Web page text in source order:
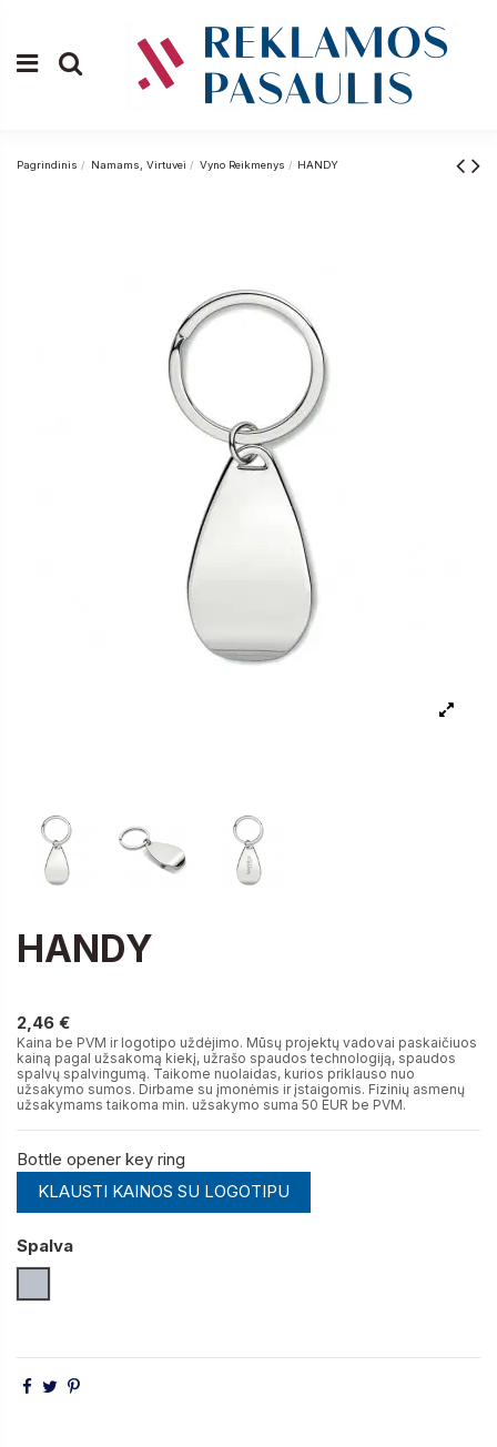
Pagrindinis Namams, Virtuvei Vyno Reikmenys HANDY
HANDY
2,46 €
Kaina be PVM ir logotipo uždėjimo. Mūsų projektų vadovai paskaičiuos
kainą pagal užsakomą kiekį, užrašo spaudos technologiją, spaudos
spalvų spalvingumą. Taikome nuolaidas, kurios priklauso nuo
užsakymo sumos. Dirbame su įmonėmis ir įstaigomis. Fizinių asmenų
užsakymams taikoma min. užsakymo suma 50 EUR be PVM.
Bottle opener key ring
KLAUSTI KAINOS SU LOGOTIPU
Spalva